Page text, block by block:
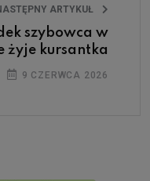
ARTYKUŁ
szybowca w
żyje kursantka
9 CZERWCA 2026